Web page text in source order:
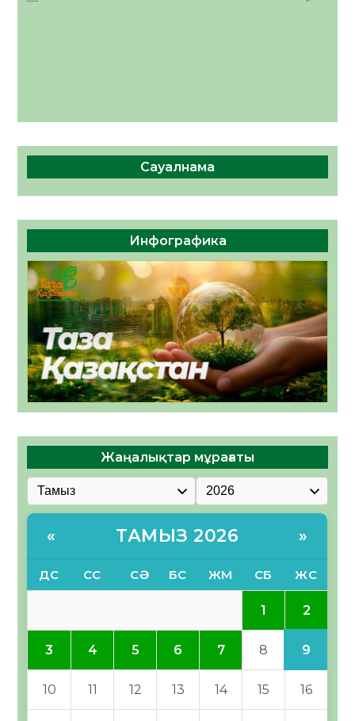
Сауалнама
Инфографика
Жаңалықтар мұрағаты
« ТАМЫЗ 2026 »
ДС СС СӘ БС ЖМ СБ ЖС
1 2
3 4 5 6 7 8 9
10 11 12 13 14 15 16